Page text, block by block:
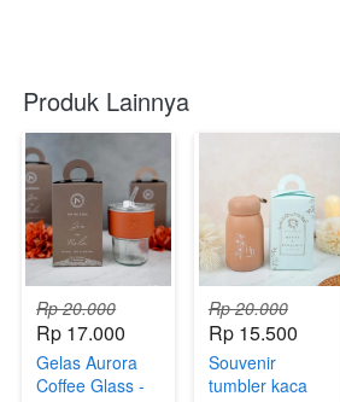
Produk Lainnya
Rp 20.000
Rp 17.000
Gelas Aurora
Coffee Glass -
Rp 20.000
Rp 15.500
Souvenir
tumbler kaca